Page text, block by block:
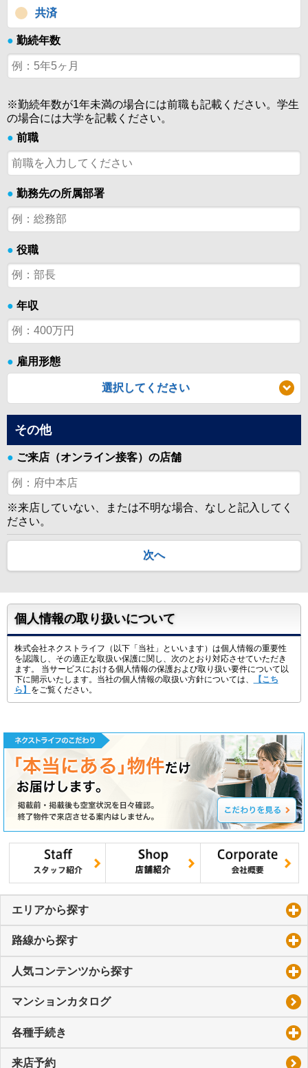
共済
● 勤続年数
※勤続年数が1年未満の場合には前職も記載ください。学生
の場合には大学を記載ください。
● 前職
● 勤務先の所属部署
● 役職
● 年収
● 雇用形態
選択してください
その他
● ご来店（オンライン接客）の店舗
※来店していない、または不明な場合、なしと記入してく
ださい。
次へ
個人情報の取り扱いについて
株式会社ネクストライフ（以下「当社」といいます）は個人情報の重要性
を認識し、その適正な取扱い保護に関し、次のとおり対応させていただき
ます。 当サービスにおける個人情報の保護および取り扱い要件について以
下に開示いたします。当社の個人情報の取扱い方針については、
【こち
ら】
をご覧ください。
エリアから探す
路線から探す
人気コンテンツから探す
マンションカタログ
各種手続き
来店予約